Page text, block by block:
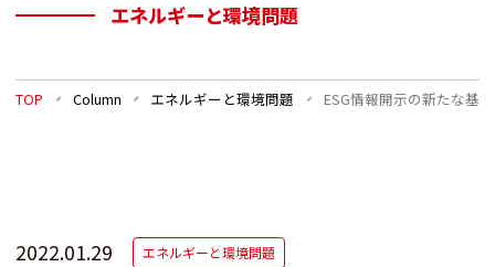
エネルギーと環境問題
TOP Column エネルギーと環境問題 ESG情報開示の新たな基
2022.01.29 エネルギーと環境問題